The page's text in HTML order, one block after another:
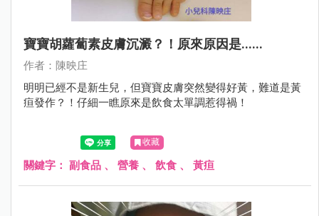
寶寶胡蘿蔔素皮膚沉澱？！原來原因是......
作者：陳映庄
明明已經不是新生兒，但寶寶皮膚突然變得好黃，難道是黃
疸發作？！仔細一瞧原來是飲食太單調惹得禍！
收藏
關鍵字： 副食品 、 營養 、 飲食 、 黃疸